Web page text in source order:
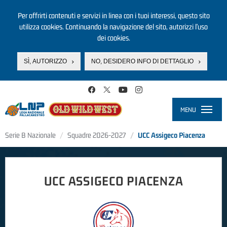
Per offrirti contenuti e servizi in linea con i tuoi interessi, questo sito
utilizza cookies. Continuando la navigazione del sito, autorizzi l’uso
dei cookies.
SÌ, AUTORIZZO NO, DESIDERO INFO DI DETTAGLIO
MENU
Serie B Nazionale Squadre 2026-2027 UCC Assigeco Piacenza
UCC ASSIGECO PIACENZA